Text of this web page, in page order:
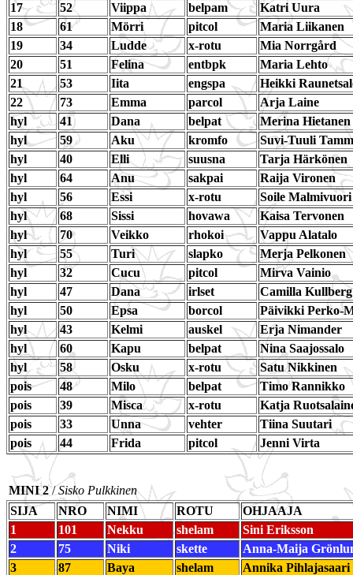
17
52 Viippa belpam
Katri Uura
18
61 Mörri pitcol
Maria Liikanen
19
34 Ludde x-rotu
Mia Norrgård
20
51 Felina entbpk
Maria Lehto
21
53 Iita engspa
Heikki
22
73 Emma parcol
Arja Laine
hyl
41 Dana belpat
Merina Hietanen
hyl
59 Aku kromfo
Suvi-Tuuli
hyl
40 Elli suusna
Tarja Härkönen
hyl
64 Anu sakpai
Raija Vironen
hyl
56 Essi x-rotu
Soile Malmivuori
hyl
68 Sissi hovawa
Kaisa Tervonen
hyl
70 Veikko rhokoi
Vappu Alatalo
hyl
55 Turi slapko
Merja Pelkonen
hyl
32 Cucu pitcol
Mirva Vainio
hyl
47 Dana irlset
Camilla Kullberg
hyl
50 Epsa borcol
Päivikki Perko-
hyl
43 Kelmi auskel
Erja Nimander
hyl
60 Kapu belpat
Nina Saajossalo
hyl
58 Osku x-rotu
Satu Nikkinen
pois
48 Milo belpat
Timo Rannikko
pois
39 Misca x-rotu
Katja
pois
33 Unna vehter
Tiina Suutari
pois
44 Frida pitcol Jenni Virta
MINI 2/Sisko Pulkkinen
SIJA
NRO NIMI ROTU
OHJAAJA
1
101 Nekku shelam
Sini Eriksson
2
75 Niki skette
Anna-Maija
3
87 Baya shelam
Annika Pihlajasaari